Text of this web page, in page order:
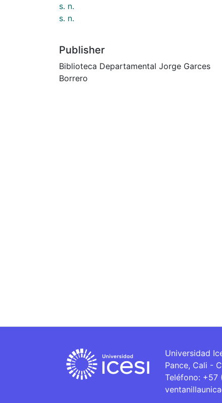
s. n.
s. n.
Publisher
Biblioteca Departamental Jorge Garces
Borrero
Universidad
Pance, Cali -
Teléfono: